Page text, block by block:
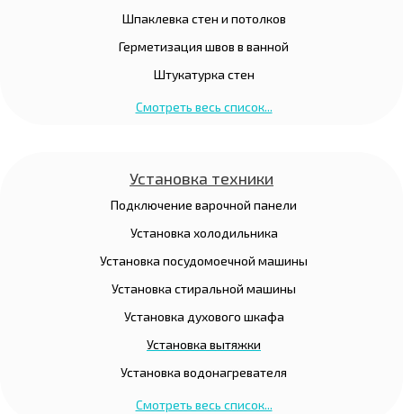
Шпаклевка стен и потолков
Герметизация швов в ванной
Штукатурка стен
Смотреть весь список...
Установка техники
Подключение варочной панели
Установка холодильника
Установка посудомоечной машины
Установка стиральной машины
Установка духового шкафа
Установка вытяжки
Установка водонагревателя
Смотреть весь список...